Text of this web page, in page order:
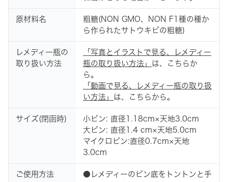
原材料名
粗糖(NON GMO、NON F1種の種か
ら作られたサトウキビの粗糖)
レメディー瓶の
取り扱い方法
「写真とイラストで見る、レメディー
瓶の取り扱い方法」
は、こちらか
ら。
「動画で見る、レメディー瓶の取り扱
い方法」
は、こちらから。
サイズ(閉函時)
小ビン: 直径1.18cm×天地3.0cm
大ビン: 直径1.4 cm×天地5.0cm
マイクロビン:直径0.7cm×天地
3.0cm
ご使用方法
●レメディーのビン底をトントンと手